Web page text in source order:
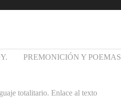
PREMONICIÓN Y POEMAS
totalitario. Enlace al texto